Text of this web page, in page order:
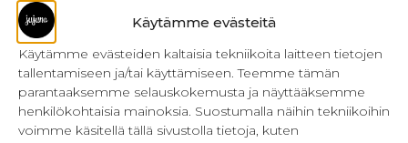
Käytämme evästeitä
Käytämme evästeiden kaltaisia tekniikoita laitteen tietojen
tallentamiseen ja/tai käyttämiseen. Teemme tämän
parantaaksemme selauskokemusta ja näyttääksemme
henkilökohtaisia mainoksia. Suostumalla näihin tekniikoihin
voimme käsitellä tällä sivustolla tietoja, kuten
Lasten raglancolleget 80-164 cm
22,90€ Sis. ALV
Lisää ostoskoriin